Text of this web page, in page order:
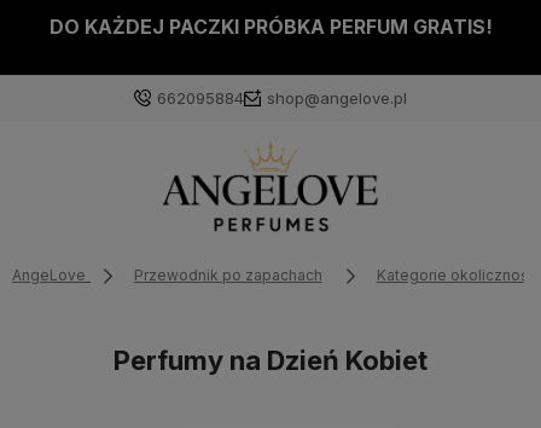
DO KAŻDEJ PACZKI PRÓBKA PERFUM GRATIS!
662095884 shop@angelove.pl
AngeLove Przewodnik po zapachach Kategorie
Perfumy na Dzień Kobiet